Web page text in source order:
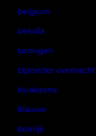
belgium
belvilla
beringen
bijzonder
bivakzone
blauwe
bokrijk